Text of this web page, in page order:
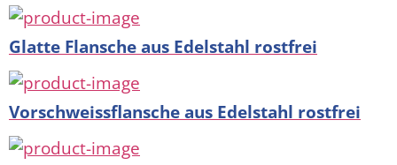
Glatte Flansche aus Edelstahl rostfrei
Vorschweissflansche aus Edelstahl rostfrei